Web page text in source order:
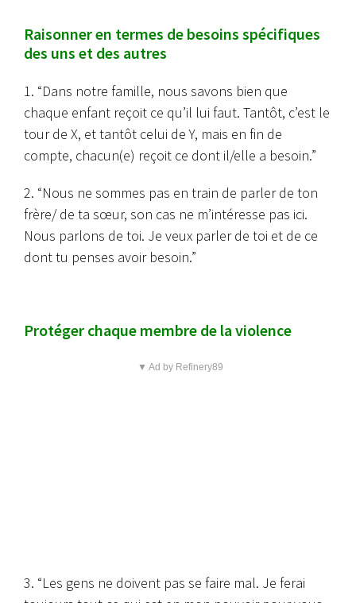
Raisonner en termes de besoins spécifiques
des uns et des autres
1. “Dans notre famille, nous savons bien que
chaque enfant reçoit ce qu’il lui faut. Tantôt, c’est le
tour de X, et tantôt celui de Y, mais en fin de
compte, chacun(e) reçoit ce dont il/elle a besoin.”
2. “Nous ne sommes pas en train de parler de ton
frère/ de ta sœur, son cas ne m’intéresse pas ici.
Nous parlons de toi. Je veux parler de toi et de ce
dont tu penses avoir besoin.”
Protéger chaque membre de la violence
▼ Ad by Refinery89
3. “Les gens ne doivent pas se faire mal. Je ferai